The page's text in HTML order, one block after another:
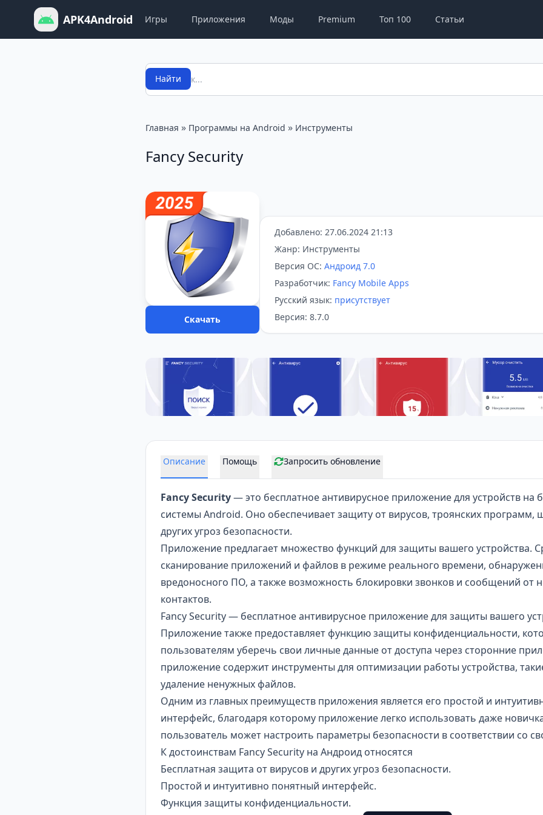
APK4Android Игры Приложения Моды Premium Топ 100 Статьи
Поиск
Найти
Главная » Программы на Android » Инструменты
Fancy Security
Скачать
Добавлено: 27.06.2024 21:13
Жанр: Инструменты
Версия ОС: Андроид 7.0
Разработчик: Fancy Mobile Apps
Русский язык: присутствует
Версия: 8.7.0
Описание Помощь Запросить обновление
Fancy Security— это бесплатноеантивирусное приложениедля устройств на
системы Android. Оно обеспечивает защиту от вирусов, троянских программ,
других угроз безопасности.
Приложение предлагает множество функций для защиты вашего устройства.
сканирование приложений и файлов в режиме реального времени,
вредоносного ПО, а также возможность блокировки звонков и сообщений от
контактов.
Fancy Security — бесплатное антивирусное приложение для защиты вашего
Приложение также предоставляет функцию защиты конфиденциальности,
пользователям уберечь свои личные данные от доступа через сторонние
приложение содержит инструменты для оптимизации работы устройства,
удаление ненужных файлов.
Одним из главных преимуществ приложения является его простой и
интерфейс, благодаря которому приложение легко использовать даже
пользователь может настроить параметры безопасности в соответствии со
К достоинствам Fancy Security на Андроид относятся
Бесплатная защита от вирусов и других угроз безопасности.
Простой и интуитивно понятный интерфейс.
Функция защиты конфиденциальности.